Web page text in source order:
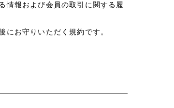
情報および会員の取引に関する履
にお守りいただく規約です。